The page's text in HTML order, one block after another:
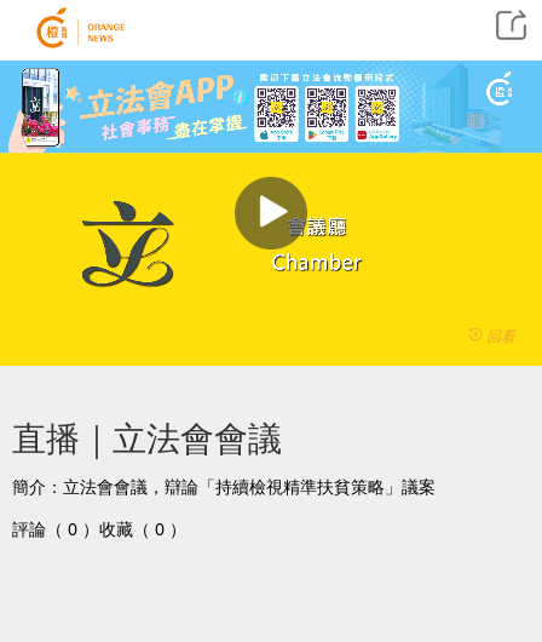
回看
直播｜立法會會議
簡介：立法會會議，辯論「持續檢視精準扶貧策略」議案
評論（ 0 ） 收藏（ 0 ）